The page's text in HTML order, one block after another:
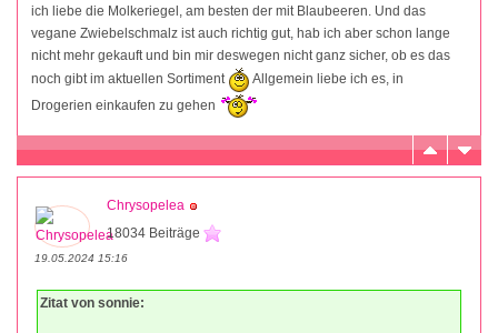
ich liebe die Molkeriegel, am besten der mit Blaubeeren. Und das
vegane Zwiebelschmalz ist auch richtig gut, hab ich aber schon lange
nicht mehr gekauft und bin mir deswegen nicht ganz sicher, ob es das
noch gibt im aktuellen Sortiment
Allgemein liebe ich es, in
Drogerien einkaufen zu gehen
Chrysopelea
18034 Beiträge
19.05.2024 15:16
Zitat von sonnie: